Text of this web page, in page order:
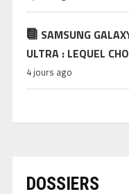
SAMSUNG
ULTRA : LEQUEL
4 jours ago
DOSSIERS